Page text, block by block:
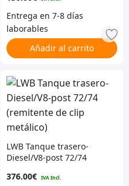
Añadir al carrito
LWB Tanque trasero-
Diesel/V8-post 72/74
metálico)
376.00€